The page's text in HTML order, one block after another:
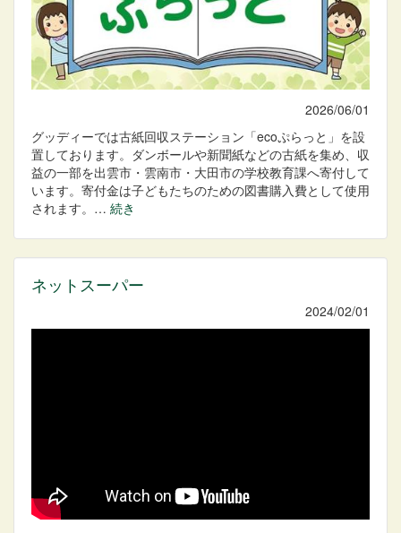
2026/06/01
グッディーでは古紙回収ステーション「ecoぷらっと」を設
置しております。ダンボールや新聞紙などの古紙を集め、収
益の一部を出雲市・雲南市・大田市の学校教育課へ寄付して
います。寄付金は子どもたちのための図書購入費として使用
されます。… 続き
ネットスーパー
2024/02/01